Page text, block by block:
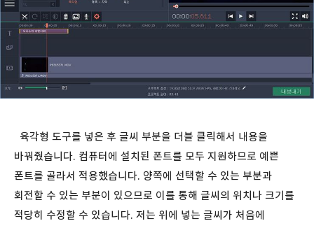
육각형 도구를 넣은 후 글씨 부분을 더블 클릭해서 내용을
바꿔줬습니다. 컴퓨터에 설치된 폰트를 모두 지원하므로 예쁜
폰트를 골라서 적용했습니다. 양쪽에 선택할 수 있는 부분과
회전할 수 있는 부분이 있으므로 이를 통해 글씨의 위치나 크기를
적당히 수정할 수 있습니다. 저는 위에 넣는 글씨가 처음에